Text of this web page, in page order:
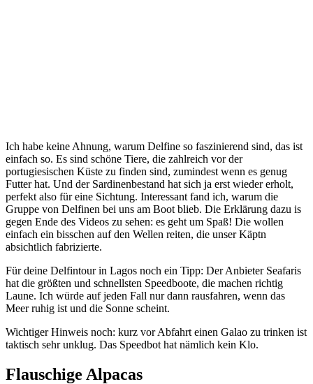
Ich habe keine Ahnung, warum Delfine so faszinierend sind, das ist
einfach so. Es sind schöne Tiere, die zahlreich vor der
portugiesischen Küste zu finden sind, zumindest wenn es genug
Futter hat. Und der Sardinenbestand hat sich ja erst wieder erholt,
perfekt also für eine Sichtung. Interessant fand ich, warum die
Gruppe von Delfinen bei uns am Boot blieb. Die Erklärung dazu is
gegen Ende des Videos zu sehen: es geht um Spaß! Die wollen
einfach ein bisschen auf den Wellen reiten, die unser Käptn
absichtlich fabrizierte.
Für deine Delfintour in Lagos noch ein Tipp: Der Anbieter Seafaris
hat die größten und schnellsten Speedboote, die machen richtig
Laune. Ich würde auf jeden Fall nur dann rausfahren, wenn das
Meer ruhig ist und die Sonne scheint.
Wichtiger Hinweis noch: kurz vor Abfahrt einen Galao zu trinken ist
taktisch sehr unklug. Das Speedbot hat nämlich kein Klo.
Flauschige Alpacas